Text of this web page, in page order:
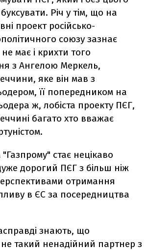
Річ у тім, що на
проект російсько-
союзу зазнає
має і крихти того
з Ангелою Меркель,
яке він мав з
її попередником на
ж, лобіста проекту ПЄГ,
багато хто вважає
стає нецікаво
дорогий ПЄГ з більш ніж
отримання
в ЄС за посередництва
знають, що
не такий ненадійний партнер з